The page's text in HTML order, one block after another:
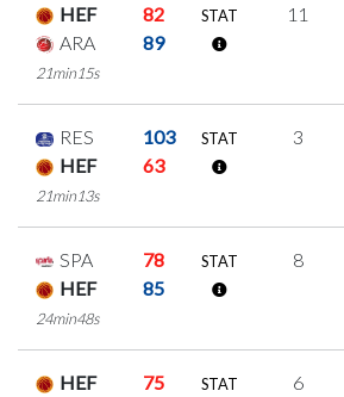
HEF
82
ARA
89
21min15s
STAT 11
RES
103
HEF
63
21min13s
STAT 3
SPA
78
HEF
85
24min48s
STAT 8
HEF
75
STAT 6